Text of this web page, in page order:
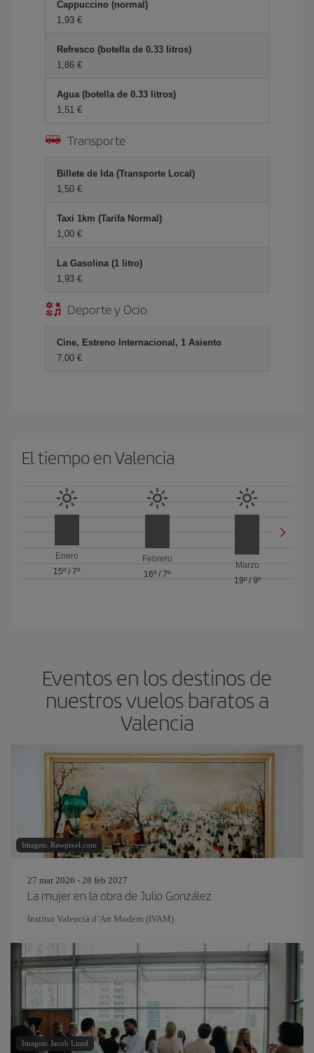
Cappuccino (normal)
1,93 €
Refresco (botella de 0.33 litros)
1,86 €
Agua (botella de 0.33 litros)
1,51 €
Transporte
Billete de Ida (Transporte Local)
1,50 €
Taxi 1km (Tarifa Normal)
1,00 €
La Gasolina (1 litro)
1,93 €
Deporte y Ocio
Cine, Estreno Internacional, 1 Asiento
7,00 €
El tiempo en Valencia
Enero
15º /7º
Febrero
16º / 7º
Marzo
19º/ 9º
Eventos en los destinos de
nuestros vuelos baratos a
Valencia
Imagen: Rawpixel.com
27 mar 2026 - 28 feb 2027
La mujer en la obra de Julio González
Institut Valencià d’Art Modern (IVAM)
Imagen: Jacob Lund